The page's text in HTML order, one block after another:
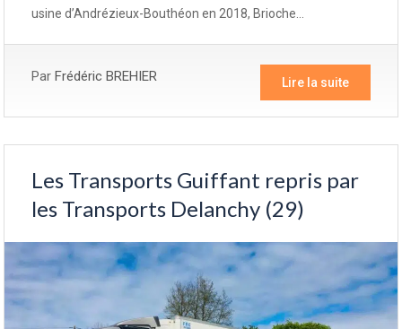
usine d’Andrézieux-Bouthéon en 2018, Brioche…
Par Frédéric BREHIER Lire la suite
Les Transports Guiffant repris par
les Transports Delanchy (29)